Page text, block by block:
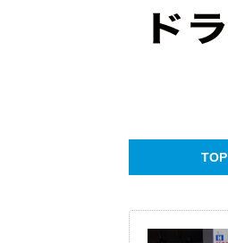
TOP